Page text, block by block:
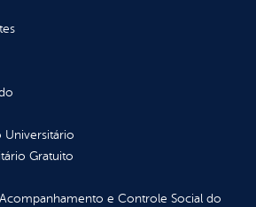
Universitário
Gratuito
e Controle Social do